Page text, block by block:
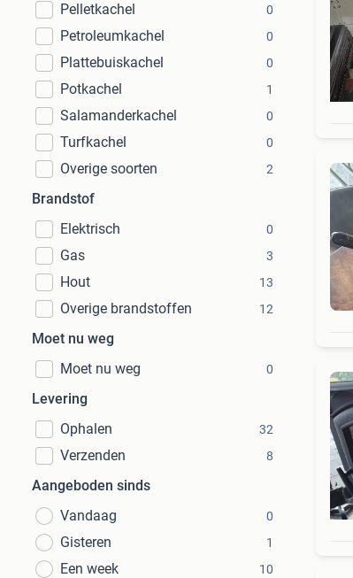
Pelletkachel 0
Petroleumkachel 0
Plattebuiskachel 0
Potkachel 1
Salamanderkachel 0
Turfkachel 0
Overige soorten 2
Brandstof
Elektrisch
0
Gas 3
Hout 13
Overige brandstoffen 12
Moet nu weg
Moet nu weg
0
Levering
Ophalen
32
Verzenden 8
Aangeboden sinds
Vandaag
0
Gisteren 1
Een week 10